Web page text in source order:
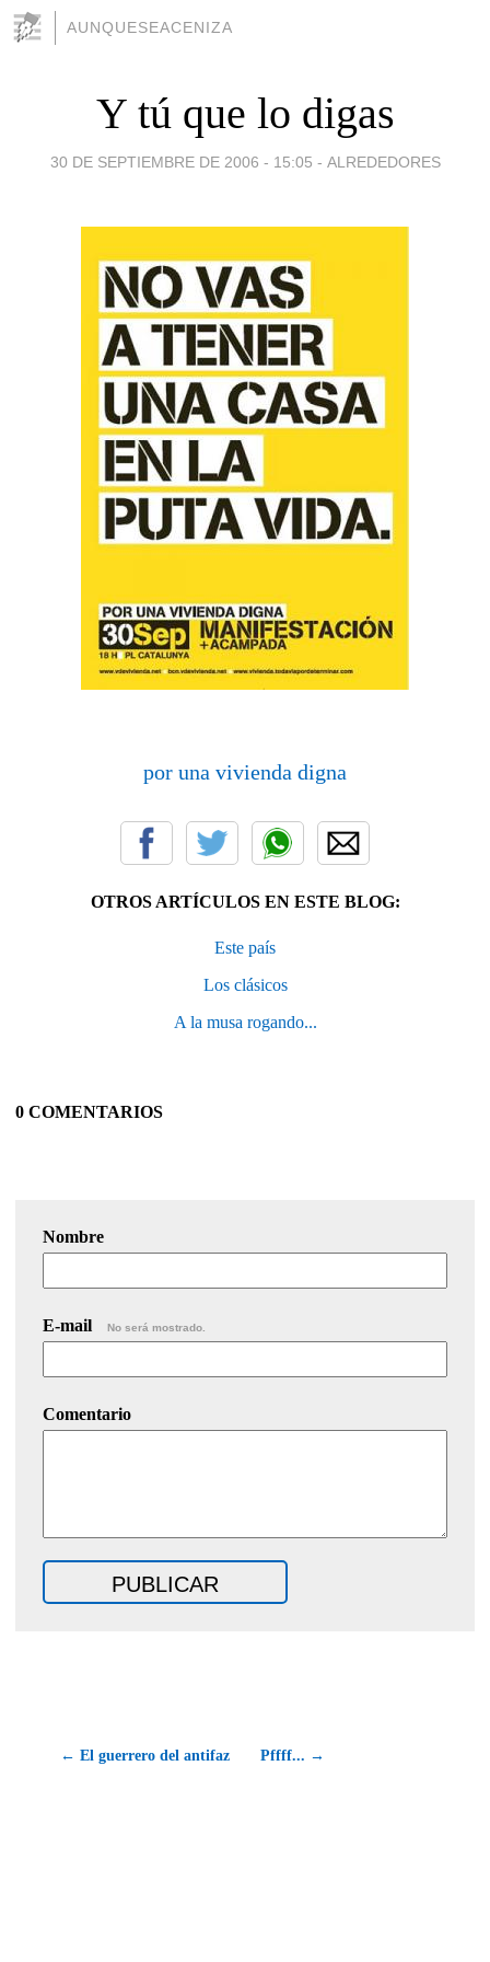
AUNQUESEACENIZA
Y tú que lo digas
30 DE SEPTIEMBRE DE 2006 - 15:05 - ALREDEDORES
por una vivienda digna
OTROS ARTÍCULOS EN ESTE BLOG:
Este país
Los clásicos
A la musa rogando...
0 COMENTARIOS
Nombre
E-mail No será mostrado.
Comentario
← El guerrero del antifaz Pffff... →